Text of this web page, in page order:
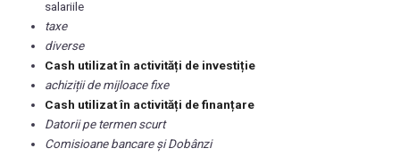
salariile
taxe
diverse
Cash utilizat în activități de investiție
achiziții de mijloace fixe
Cash utilizat în activități de finanțare
Datorii pe termen scurt
Comisioane bancare și Dobânzi